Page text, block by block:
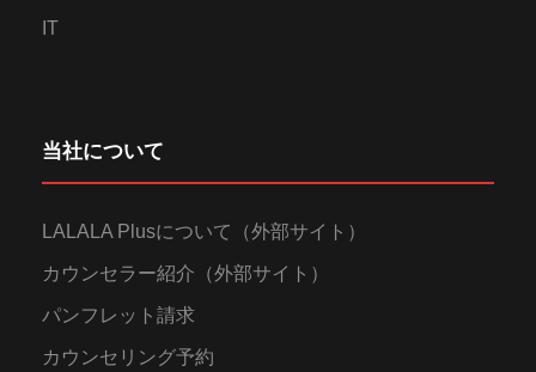
IT
当社について
LALALA Plusについて（外部サイト）
カウンセラー紹介（外部サイト）
パンフレット請求
カウンセリング予約